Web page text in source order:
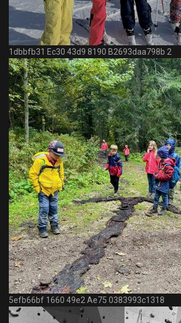
1dbbfb31 Ec30 43d9 8190 B2693daa798b 2
5efb66bf 1660 49e2 Ae75 0383993c1318